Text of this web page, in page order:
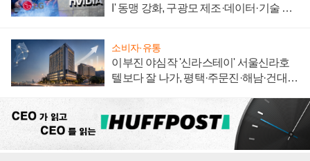
I' 동맹 강화, 구광모 제조·데이터·기술 결
소비자·유통
이부진 야심작 '신라스테이' 서울신라호
텔보다 잘 나가, 평택·주문진·해남·건대로